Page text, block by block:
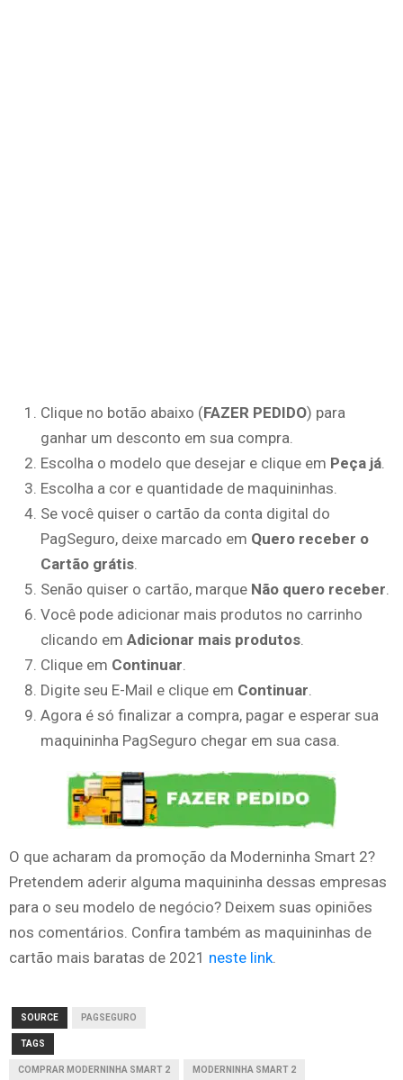
Clique no botão abaixo (FAZER PEDIDO) para
ganhar um desconto em sua compra.
Escolha o modelo que desejar e clique em Peça já.
Escolha a cor e quantidade de maquininhas.
Se você quiser o cartão da conta digital do
PagSeguro, deixe marcado em Quero receber o
Cartão grátis.
Senão quiser o cartão, marque Não quero receber.
Você pode adicionar mais produtos no carrinho
clicando em Adicionar mais produtos.
Clique em Continuar.
Digite seu E-Mail e clique em Continuar.
Agora é só finalizar a compra, pagar e esperar sua
maquininha PagSeguro chegar em sua casa.
O que acharam da promoção da Moderninha Smart 2?
Pretendem aderir alguma maquininha dessas empresas
para o seu modelo de negócio? Deixem suas opiniões
nos comentários. Confira também as maquininhas de
cartão mais baratas de 2021 neste link.
SOURCE PAGSEGURO
TAGS
COMPRAR MODERNINHA SMART 2 MODERNINHA SMART 2